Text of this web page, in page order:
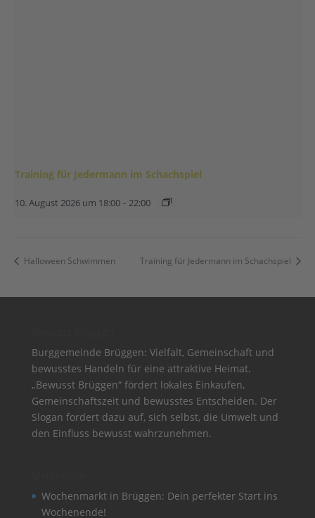
Training für Jedermann im Schachspiel
10. August 2026 um 18:00 - 22:00
Halloween Schwimmen Training für Jedermann im Schachspiel
Burggemeinde Brüggen: Vielfalt, Gemeinschaft und
bewusstes Handeln für eine attraktive Heimat.
„Bewusst Brüggen“ fördert lokales Einkaufen,
Gemeinschaftszeit und bewusstes Entscheiden. Der
Slogan fordert dazu auf, sich selbst, die Umwelt und
den Einfluss bewusst wahrzunehmen.
Wochenmarkt in Brüggen: Dein perfekter Start ins
Wochenende!